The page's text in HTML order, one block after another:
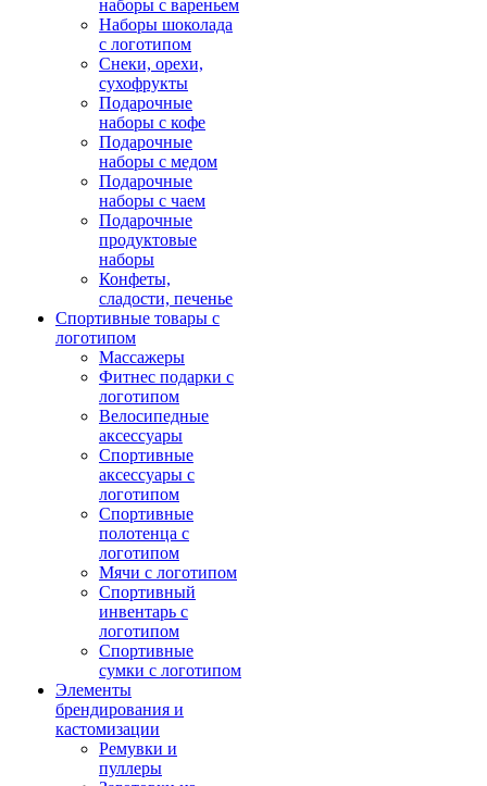
наборы с вареньем
Наборы шоколада
с логотипом
Снеки, орехи,
сухофрукты
Подарочные
наборы с кофе
Подарочные
наборы с медом
Подарочные
наборы с чаем
Подарочные
продуктовые
наборы
Конфеты,
сладости, печенье
Спортивные товары с
логотипом
Массажеры
Фитнес подарки с
логотипом
Велосипедные
аксессуары
Спортивные
аксессуары с
логотипом
Спортивные
полотенца с
логотипом
Мячи с логотипом
Спортивный
инвентарь с
логотипом
Спортивные
сумки с логотипом
Элементы
брендирования и
кастомизации
Ремувки и
пуллеры